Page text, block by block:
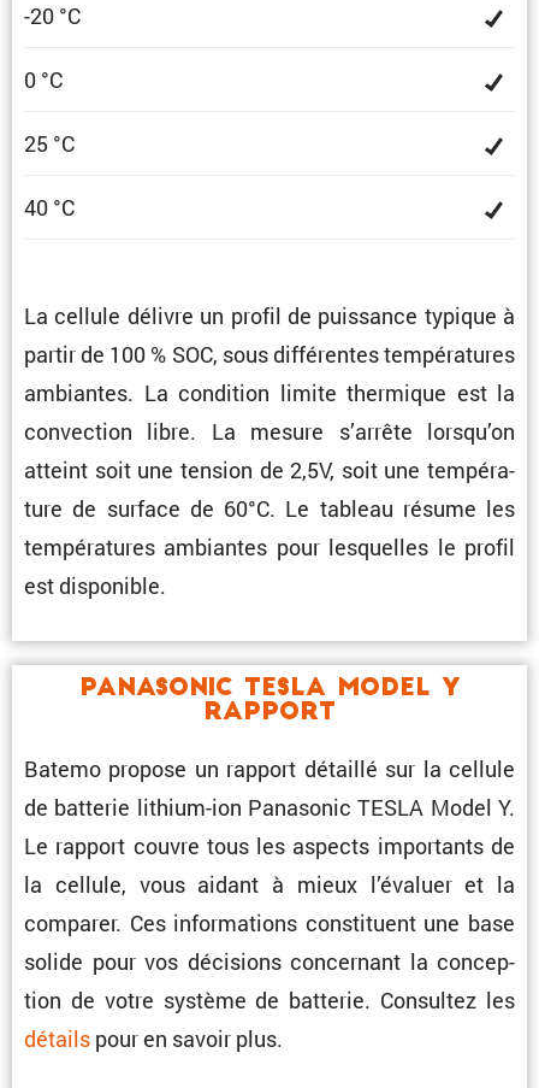
-20 °C
0 °C
25 °C
40 °C
La cellule délivre un profil de puissance typique à
partir de 100 % SOC, sous diffé­rentes tempé­ra­tures
ambiantes. La condi­tion limite thermique est la
convec­tion libre. La mesure s’arrête lorsqu’on
atteint soit une tension de 2,5V, soit une tempé­ra­
ture de surface de 60°C. Le tableau résume les
tempé­ra­tures ambiantes pour lesquelles le profil
est disponible.
Panasonic TESLA Model Y
Rapport
Batemo propose un rapport détaillé sur la cellule
de batterie lithium-ion Panasonic TESLA Model Y.
Le rapport couvre tous les aspects impor­tants de
la cellule, vous aidant à mieux l’éva­luer et la
comparer. Ces infor­ma­tions consti­tuent une base
solide pour vos décisions concer­nant la concep­
tion de votre système de batterie. Consultez les
détails pour en savoir plus.